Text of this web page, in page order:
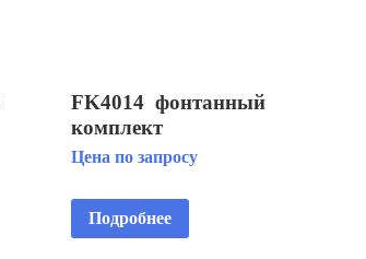
FK4014 фонтанный
комплект
Цена по запросу
Подробнее